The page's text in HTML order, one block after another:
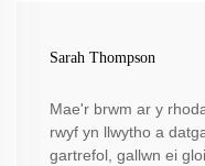
Sarah Thompson
Mae'r brwm ar y
rwyf yn llwytho a
gartrefol, gallwn ei